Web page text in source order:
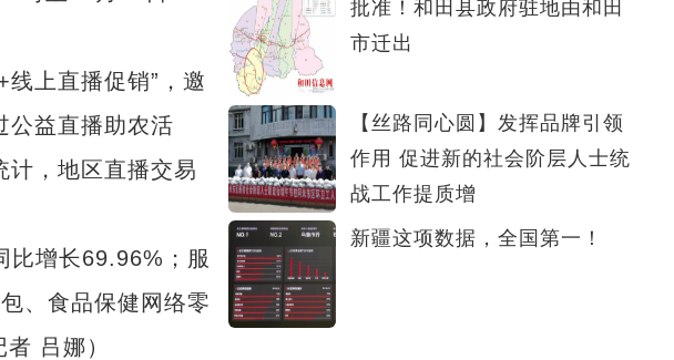
上直播促销”，邀
公益直播助农活
计，地区直播交易
增长69.96%；服
、食品保健网络零
吕娜）
批准！和田县政府驻地由和田
市迁出
【丝路同心圆】​发挥品牌引领
作用 促进新的社会阶层人士统
战工作提质增
新疆这项数据，全国第一！